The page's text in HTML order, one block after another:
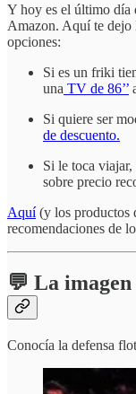
Y hoy es el último día
Amazon. Aquí te dejo
opciones:
Si es un friki
una TV de 86’’
Si quiere ser
de descuento.
Si le toca viajar,
sobre precio
Aquí(y los productos
recomendaciones de
💬 La
Conocía la defensa